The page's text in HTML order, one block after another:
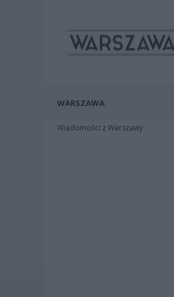
WARSZAWA
Wiadomości z Warszawy